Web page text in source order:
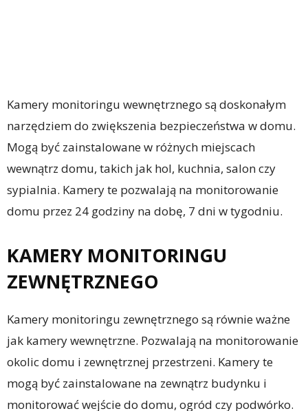
Kamery monitoringu wewnętrznego są doskonałym
narzędziem do zwiększenia bezpieczeństwa w domu.
Mogą być zainstalowane w różnych miejscach
wewnątrz domu, takich jak hol, kuchnia, salon czy
sypialnia. Kamery te pozwalają na monitorowanie
domu przez 24 godziny na dobę, 7 dni w tygodniu.
KAMERY MONITORINGU
ZEWNĘTRZNEGO
Kamery monitoringu zewnętrznego są równie ważne
jak kamery wewnętrzne. Pozwalają na monitorowanie
okolic domu i zewnętrznej przestrzeni. Kamery te
mogą być zainstalowane na zewnątrz budynku i
monitorować wejście do domu, ogród czy podwórko.